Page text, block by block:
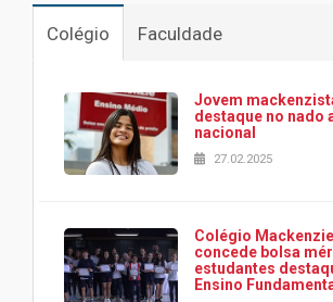
Colégio Faculdade
Jovem
destaque no nado
nacional
27.02.2025
Colégio
concede bolsa
estudantes
Ensino